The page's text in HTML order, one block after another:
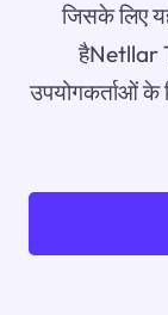
जिसके लिए
हैNetllar
उपयोगकर्ताओं के